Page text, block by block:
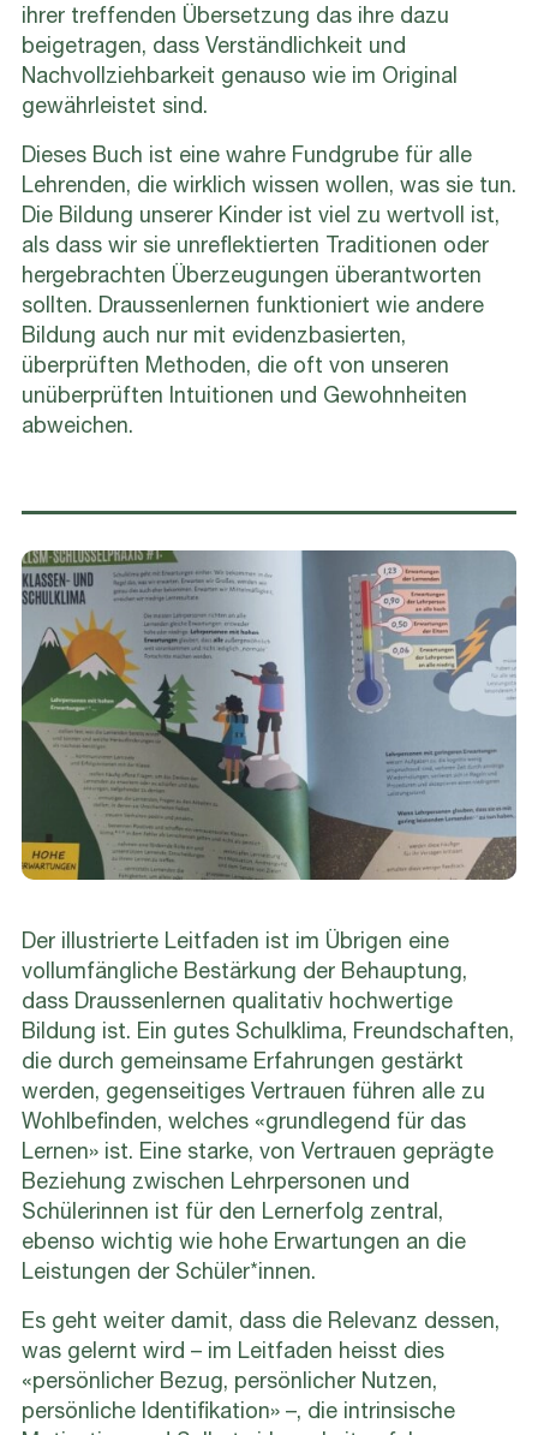
ihrer treffenden Übersetzung das ihre dazu
beigetragen, dass Verständlichkeit und
Nachvollziehbarkeit genauso wie im Original
gewährleistet sind.
Dieses Buch ist eine wahre Fundgrube für alle
Lehrenden, die wirklich wissen wollen, was sie tun.
Die Bildung unserer Kinder ist viel zu wertvoll ist,
als dass wir sie unreflektierten Traditionen oder
hergebrachten Überzeugungen überantworten
sollten. Draussenlernen funktioniert wie andere
Bildung auch nur mit evidenzbasierten,
überprüften Methoden, die oft von unseren
unüberprüften Intuitionen und Gewohnheiten
abweichen.
Der illustrierte Leitfaden ist im Übrigen eine
vollumfängliche Bestärkung der Behauptung,
dass Draussenlernen qualitativ hochwertige
Bildung ist. Ein gutes Schulklima, Freundschaften,
die durch gemeinsame Erfahrungen gestärkt
werden, gegenseitiges Vertrauen führen alle zu
Wohlbefinden, welches «grundlegend für das
Lernen» ist. Eine starke, von Vertrauen geprägte
Beziehung zwischen Lehrpersonen und
Schülerinnen ist für den Lernerfolg zentral,
ebenso wichtig wie hohe Erwartungen an die
Leistungen der Schüler*innen.
Es geht weiter damit, dass die Relevanz dessen,
was gelernt wird – im Leitfaden heisst dies
«persönlicher Bezug, persönlicher Nutzen,
persönliche Identifikation» –, die intrinsische